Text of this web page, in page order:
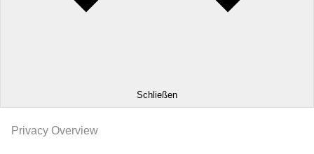
Schließen
Privacy Overview